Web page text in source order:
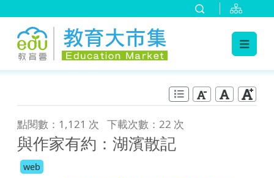
點閱數：1,121 次 下載次數：22 次
與作家有約：湖濱散記
web